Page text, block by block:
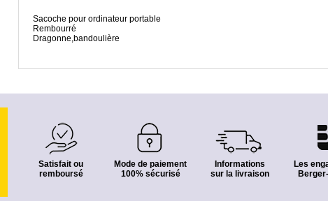
Sacoche pour ordinateur portable
Rembourré
Dragonne,bandoulière
Satisfait ou
remboursé
Mode de paiement
100% sécurisé
Informations
sur la livraison
Les